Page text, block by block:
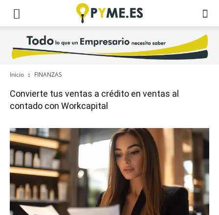
Inicio FINANZAS
Convierte tus ventas a crédito en ventas al
contado con Workcapital